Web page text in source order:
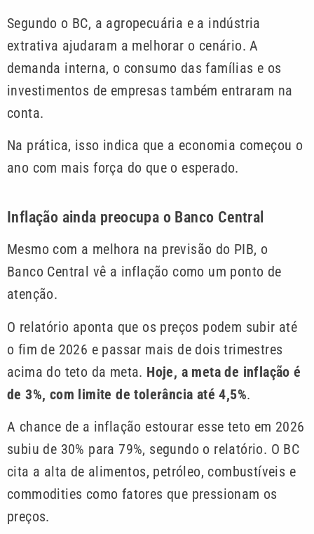
Segundo o BC, a agropecuária e a indústria
extrativa ajudaram a melhorar o cenário. A
demanda interna, o consumo das famílias e os
investimentos de empresas também entraram na
conta.
Na prática, isso indica que a economia começou o
ano com mais força do que o esperado.
Inflação ainda preocupa o Banco Central
Mesmo com a melhora na previsão do PIB, o
Banco Central vê a inflação como um ponto de
atenção.
O relatório aponta que os preços podem subir até
o fim de 2026 e passar mais de dois trimestres
acima do teto da meta. Hoje, a meta de inflação é
de 3%, com limite de tolerância até 4,5%.
A chance de a inflação estourar esse teto em 2026
subiu de 30% para 79%, segundo o relatório. O BC
cita a alta de alimentos, petróleo, combustíveis e
commodities como fatores que pressionam os
preços.